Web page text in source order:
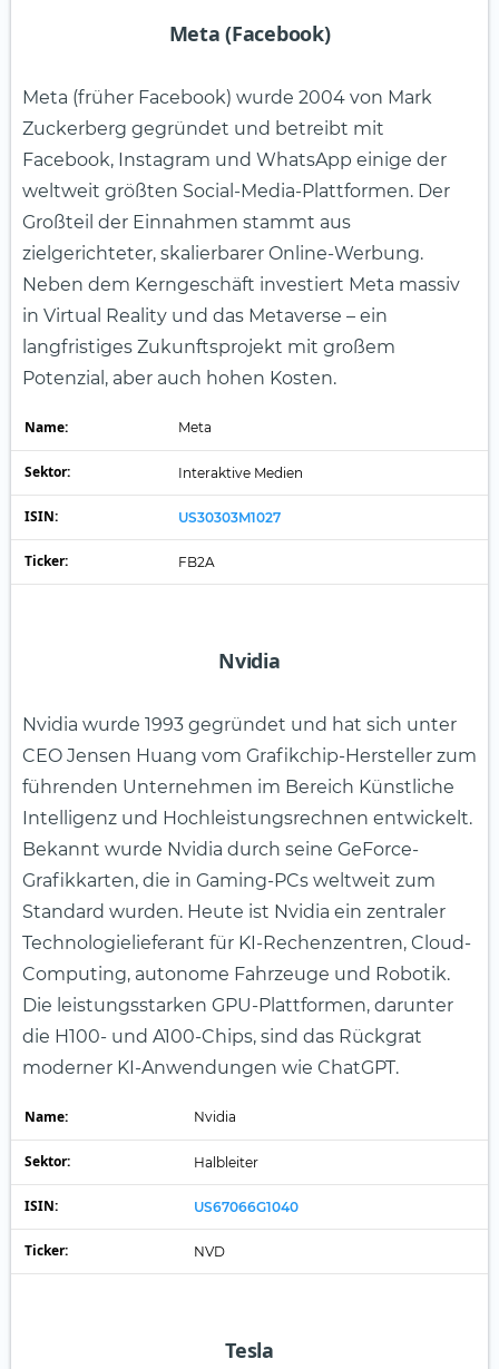
Meta (Facebook)
Meta (früher Facebook) wurde 2004 von Mark
Zuckerberg gegründet und betreibt mit
Facebook, Instagram und WhatsApp einige der
weltweit größten Social-Media-Plattformen. Der
Großteil der Einnahmen stammt aus
zielgerichteter, skalierbarer Online-Werbung.
Neben dem Kerngeschäft investiert Meta massiv
in Virtual Reality und das Metaverse – ein
langfristiges Zukunftsprojekt mit großem
Potenzial, aber auch hohen Kosten.
Name: Meta
Sektor: Interaktive Medien
ISIN: US30303M1027
Ticker: FB2A
Nvidia
Nvidia wurde 1993 gegründet und hat sich unter
CEO Jensen Huang vom Grafikchip-Hersteller zum
führenden Unternehmen im Bereich Künstliche
Intelligenz und Hochleistungsrechnen entwickelt.
Bekannt wurde Nvidia durch seine GeForce-
Grafikkarten, die in Gaming-PCs weltweit zum
Standard wurden. Heute ist Nvidia ein zentraler
Technologielieferant für KI-Rechenzentren, Cloud-
Computing, autonome Fahrzeuge und Robotik.
Die leistungsstarken GPU-Plattformen, darunter
die H100- und A100-Chips, sind das Rückgrat
moderner KI-Anwendungen wie ChatGPT.
Name: Nvidia
Sektor: Halbleiter
ISIN: US67066G1040
Ticker: NVD
Tesla